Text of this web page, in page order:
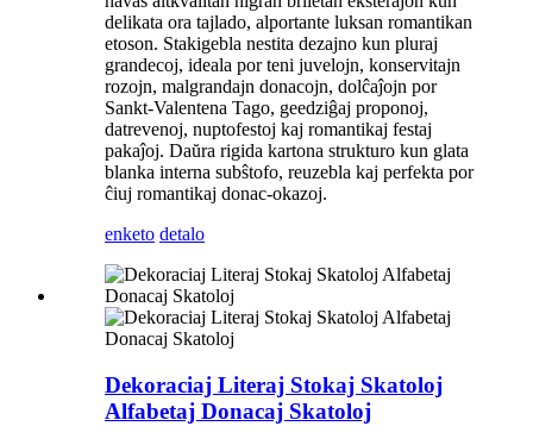
delikata ora tajlado, alportante luksan romantikan
etoson. Stakigebla nestita dezajno kun pluraj
grandecoj, ideala por teni juvelojn, konservitajn
rozojn, malgrandajn donacojn, dolĉaĵojn por
Sankt-Valentena Tago, geedziĝaj proponoj,
datrevenoj, nuptofestoj kaj romantikaj festaj
pakaĵoj. Daŭra rigida kartona strukturo kun glata
blanka interna subŝtofo, reuzebla kaj perfekta por
ĉiuj romantikaj donac-okazoj.
enketo detalo
Dekoraciaj Literaj Stokaj Skatoloj
Alfabetaj Donacaj Skatoloj